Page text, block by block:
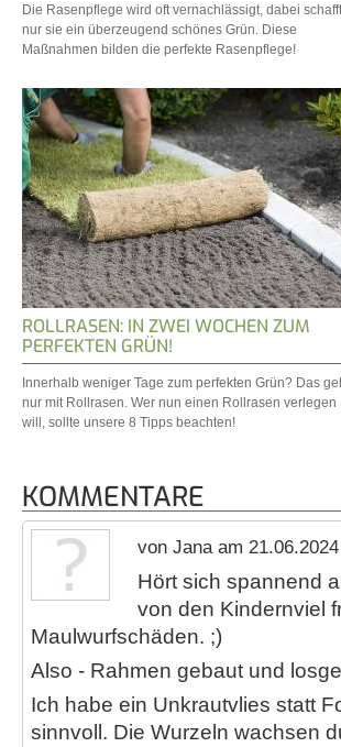
Die Rasenpflege wird oft vernachlässigt, dabei schafft
nur sie ein überzeugend schönes Grün. Diese
Maßnahmen bilden die perfekte Rasenpflege!
ROLLRASEN: IN ZWEI WOCHEN ZUM
PERFEKTEN GRÜN!
Innerhalb weniger Tage zum perfekten Grün? Das
nur mit Rollrasen. Wer nun einen Rollrasen verlegen
will, sollte unsere 8 Tipps beachten!
KOMMENTARE
von Jana am 21.06.2024
Hört sich spannend
von den Kindernviel
Maulwurfschäden. ;)
Also - Rahmen gebaut und
Ich habe ein Unkrautvlies statt
sinnvoll. Die Wurzeln wachsen